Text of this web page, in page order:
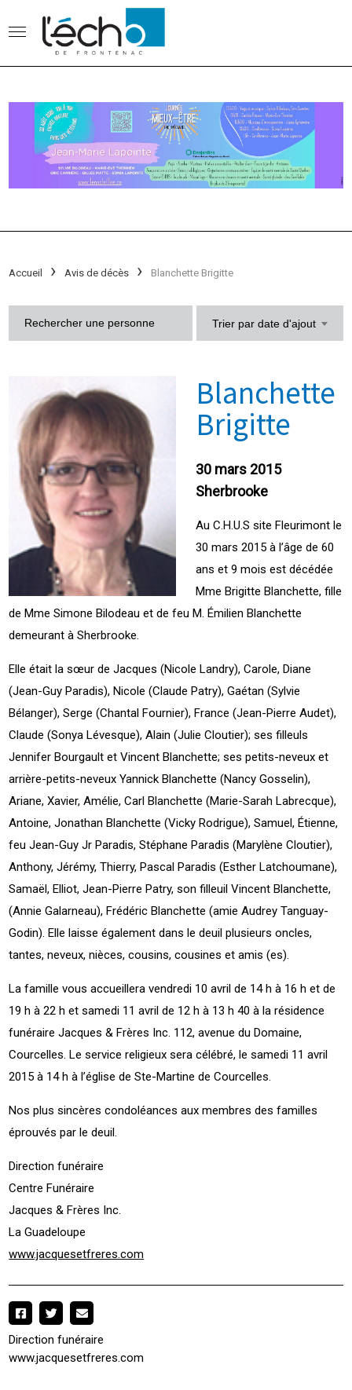
Accueil Avis de décès Blanchette Brigitte
Trier par date d'ajout
Blanchette
Brigitte
30 mars 2015
Sherbrooke
Au C.H.U.S site Fleurimont le
30 mars 2015 à l’âge de 60
ans et 9 mois est décédée
Mme Brigitte Blanchette, fille
de Mme Simone Bilodeau et de feu M. Émilien Blanchette
demeurant à Sherbrooke.
Elle était la sœur de Jacques (Nicole Landry), Carole, Diane
(Jean-Guy Paradis), Nicole (Claude Patry), Gaétan (Sylvie
Bélanger), Serge (Chantal Fournier), France (Jean-Pierre Audet),
Claude (Sonya Lévesque), Alain (Julie Cloutier); ses filleuls
Jennifer Bourgault et Vincent Blanchette; ses petits-neveux et
arrière-petits-neveux Yannick Blanchette (Nancy Gosselin),
Ariane, Xavier, Amélie, Carl Blanchette (Marie-Sarah Labrecque),
Antoine, Jonathan Blanchette (Vicky Rodrigue), Samuel, Étienne,
feu Jean-Guy Jr Paradis, Stéphane Paradis (Marylène Cloutier),
Anthony, Jérémy, Thierry, Pascal Paradis (Esther Latchoumane),
Samaël, Elliot, Jean-Pierre Patry, son filleuil Vincent Blanchette,
(Annie Galarneau), Frédéric Blanchette (amie Audrey Tanguay-
Godin). Elle laisse également dans le deuil plusieurs oncles,
tantes, neveux, nièces, cousins, cousines et amis (es).
La famille vous accueillera vendredi 10 avril de 14 h à 16 h et de
19 h à 22 h et samedi 11 avril de 12 h à 13 h 40 à la résidence
funéraire Jacques & Frères Inc. 112, avenue du Domaine,
Courcelles. Le service religieux sera célébré, le samedi 11 avril
2015 à 14 h à l’église de Ste-Martine de Courcelles.
Nos plus sincères condoléances aux membres des familles
éprouvés par le deuil.
Direction funéraire
Centre Funéraire
Jacques & Frères Inc.
La Guadeloupe
www.jacquesetfreres.com
Direction funéraire
www.jacquesetfreres.com